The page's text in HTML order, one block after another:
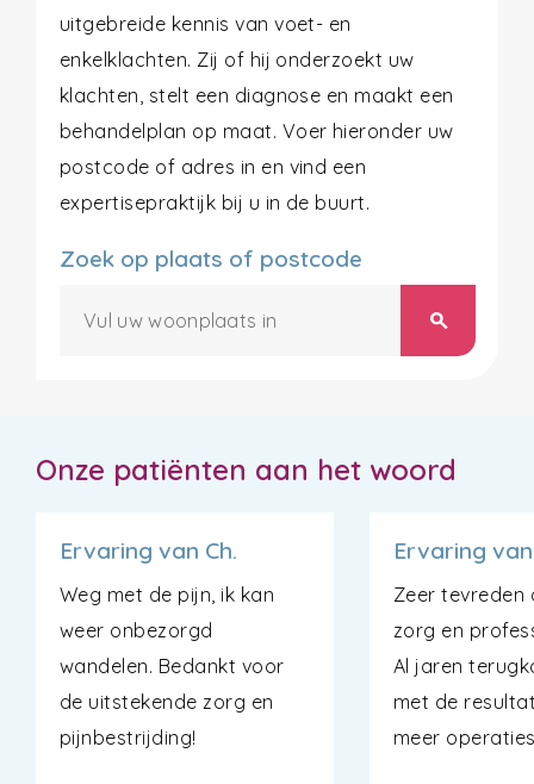
uitgebreide kennis van voet- en
enkelklachten. Zij of hij onderzoekt uw
klachten, stelt een diagnose en maakt een
behandelplan op maat. Voer hieronder uw
postcode of adres in en vind een
expertisepraktijk bij u in de buurt.
Zoek op plaats of postcode
search
Onze patiënten aan het woord
Ervaring van Ch.
Weg met de pijn, ik kan
weer onbezorgd
wandelen. Bedankt voor
de uitstekende zorg en
pijnbestrijding!
Ervaring
Zeer tevreden
zorg en
Al jaren
met de
meer